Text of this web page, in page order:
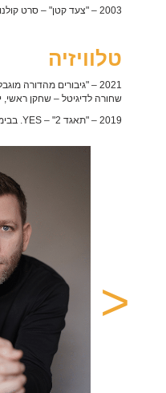
2003 – "צעד קטן" – סרט קולנוע בבימוי שחר סגל
טלוויזיה
שחורה לדיגיטל – שחקן ראשי,
2019 – "תאגד 2" – YES, בבימוי ציון רובין, בתפקיד יעקובסון
תיאטרון
אדיפוס, בבימויה של אפרת ארנון
2021 – "נקודות של אור"
<